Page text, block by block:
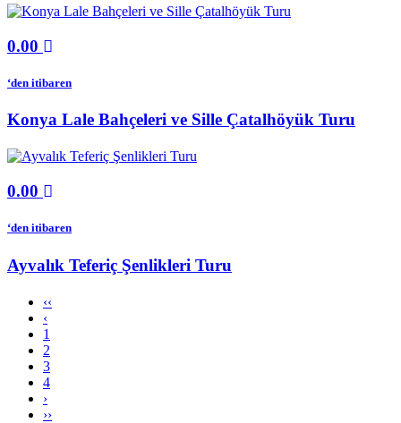
0.00
‘den itibaren
Konya Lale Bahçeleri ve Sille Çatalhöyük Turu
0.00
‘den itibaren
Ayvalık Teferiç Şenlikleri Turu
‹‹
‹
1
2
3
4
›
››